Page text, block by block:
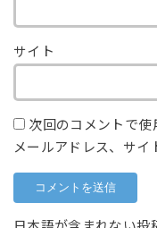
サイト
次回のコメントで使
メールアドレス、サイ